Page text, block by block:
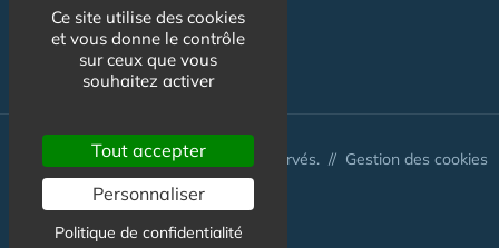
Association
NOS AUTRES SITES :
© CapCampus 2026 - Tous droits réservés. // Gestion des cookies
Ce site utilise des cookies
et vous donne le contrôle
sur ceux que vous
souhaitez activer
Tout accepter
Personnaliser
Politique de confidentialité